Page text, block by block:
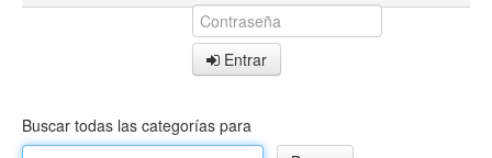
Entrar
Buscar todas las categorías para